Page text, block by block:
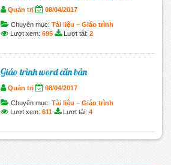
Quản trị 08/04/2017
Chuyên mục: Tài liệu – Giáo trình
Lượt xem: 695 Lượt tải: 2
Giáo trình word căn bản
Quản trị 08/04/2017
Chuyên mục: Tài liệu – Giáo trình
Lượt xem: 611 Lượt tải: 4